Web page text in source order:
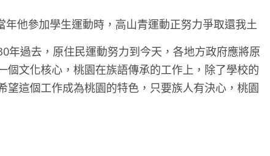
年他參加學生運動時，高山青運動正努力爭取還我土
年過去，原住民運動努力到今天，各地方政府應將原
個文化核心，桃園在族語傳承的工作上，除了學校的
這個工作成為桃園的特色，只要族人有決心，桃園